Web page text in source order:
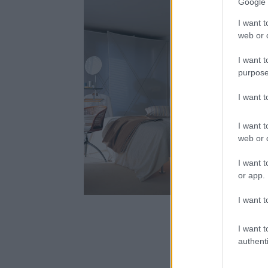
I want
web or
I want
I want
I want
web or
I want
or app.
I want
I want